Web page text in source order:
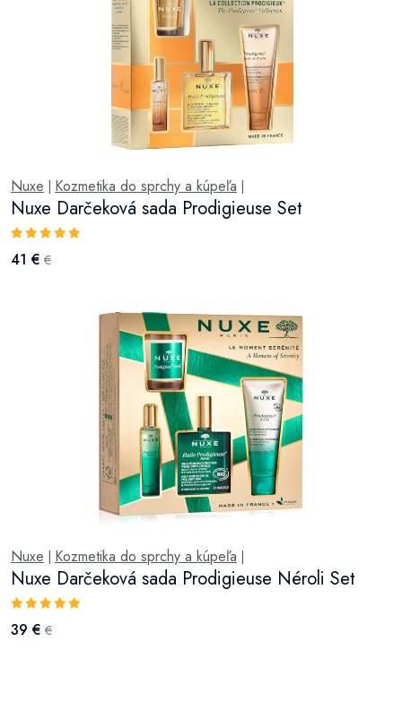
Nuxe Kozmetika do sprchy a kúpeľa
Nuxe Darčeková sada Prodigieuse Set
41 € €
Nuxe Kozmetika do sprchy a kúpeľa
Nuxe Darčeková sada Prodigieuse Néroli Set
39 € €